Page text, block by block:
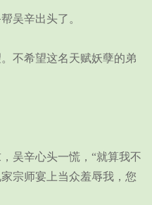
辛出头了。
希望这名天赋妖孽的弟
辛心头一慌，“就算我不
宗师宴上当众羞辱我，您